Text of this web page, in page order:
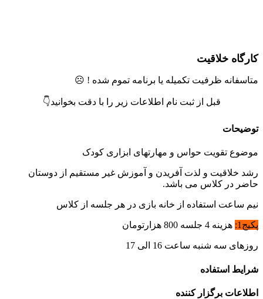
خلاقیت
ظرفیت تکمیله یا برنامه تموم شده ! ☹️
قبل از ثبت نام اطلاعات زیر را با دقت بخوانید👇
تقویت حواس و مهارتهای ابزاری کودک
خلاقیت و لذت آفریدن و آموزش غیر مستقیم از دوستان
در کلاس می باشد.
ساعت استفاده از خانه بازی در هر جلسه از کلاس
هزینه 4 جلسه 800 هزارتومان
سه شنبه ساعت 16 الی 17
استفاده
برگزار کننده